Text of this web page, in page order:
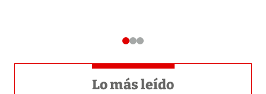
Lo más leído